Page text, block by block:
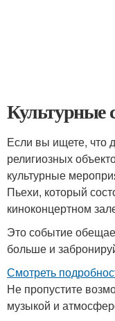
Культурные
Если вы ищете, что
религиозных
культурные
Пьехи, который
киноконцертном
Это событие
больше и
Смотреть
Не пропустите
музыкой и